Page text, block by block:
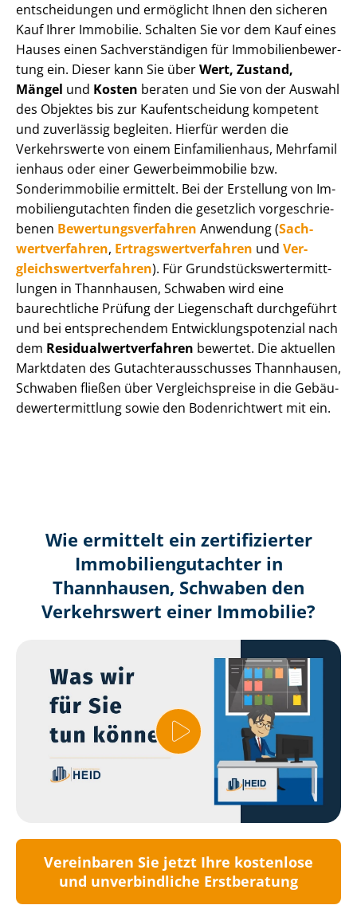
ent­schei­dun­gen und ermöglicht Ihnen den sicheren
Kauf Ihrer Immobilie. Schalten Sie vor dem Kauf eines
Hauses einen Sach­ver­stän­di­gen für Im­mo­bi­li­en­be­wer­
tung ein. Dieser kann Sie überWert, Zustand,
Mängel und Kosten beraten und Sie von der Auswahl
des Objektes bis zur Kauf­ent­schei­dung kompetent
und zuverlässig begleiten. Hierfür werden die
Verkehrswerte von einem Einfamilienhaus, Mehr­fa­mi­l
i­en­haus oder einer Ge­wer­be­im­mo­bi­lie bzw.
Sonderimmobilie ermittelt. Bei der Erstellung von Im­
mo­bi­li­en­gut­ach­ten finden die gesetzlich vor­ge­schrie­
be­nen Be­wer­tungs­ver­fah­ren Anwendung (Sach­
wert­ver­fah­ren, Er­trags­wert­ver­fah­ren und Ver­
gleichs­wert­ver­fah­ren). Für Grund­stücks­wert­ermitt­
lun­gen in Thannhausen, Schwaben wird eine
baurechtliche Prüfung der Liegenschaft durchgeführt
und bei entsprechendem Ent­wick­lungs­po­ten­zi­al nach
dem Re­si­du­al­wert­ver­fah­ren bewertet. Die aktuellen
Marktdaten des Gut­ach­ter­aus­schus­ses Thannhausen,
Schwaben fließen über Ver­gleichs­prei­se in die Ge­bäu­
de­wert­ermitt­lung sowie den Bodenrichtwert mit ein.
Wie ermittelt ein zertifizierter
Immobilien­gutachter in
Thannhausen, Schwaben den
Verkehrswert einer Immobilie?
Vereinbaren Sie jetzt Ihre kostenlose
und unverbindliche Erstberatung